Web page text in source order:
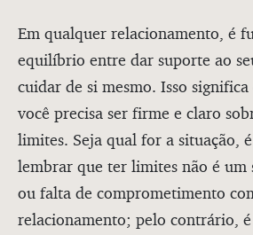
Em qualquer relacionamento, é
equilíbrio entre dar suporte ao
cuidar de si mesmo. Isso significa
você precisa ser firme e claro
limites. Seja qual for a situação,
lembrar que ter limites não é um
ou falta de comprometimento
relacionamento; pelo contrário, é